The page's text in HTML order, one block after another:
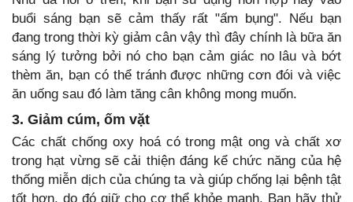
buổi sáng bạn sẽ cảm thấy rất "ấm bụng". Nếu bạn
đang trong thời kỳ giảm cân vậy thì đây chính là bữa ăn
sáng lý tưởng bởi nó cho bạn cảm giác no lâu và bớt
thèm ăn, bạn có thể tránh được những cơn đói và việc
ăn uống sau đó làm tăng cân không mong muốn.
3. Giảm cúm, ốm vặt
Các chất chống oxy hoá có trong mật ong và chất xơ
trong hạt vừng sẽ cải thiện đáng kể chức năng của hệ
thống miễn dịch của chúng ta và giúp chống lại bệnh tật
tốt hơn, do đó giữ cho cơ thể khỏe mạnh. Bạn hãy thử